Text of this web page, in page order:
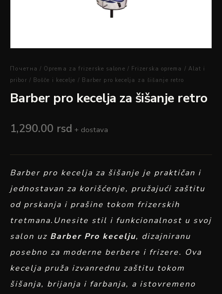
Почетна / Oprema za frizerske salone / Frizerska oprema / Alat i
pribor / Bošče i kecelje / Barber pro kecelja za šišanje retro
Barber pro kecelja za šišanje retro
1,290.00 rsd + dostava
Barber pro kecelja za šišanje je praktičan i
jednostavan za korišćenje, pružajući zaštitu
od prskanja i prašine tokom frizerskih
tretmana.Unesite stil i funkcionalnost u svoj
salon uz Barber Pro kecelju, dizajniranu
posebno za moderne berbere i frizere. Ova
kecelja pruža izvanrednu zaštitu tokom
šišanja, brijanja i farbanja, a istovremeno